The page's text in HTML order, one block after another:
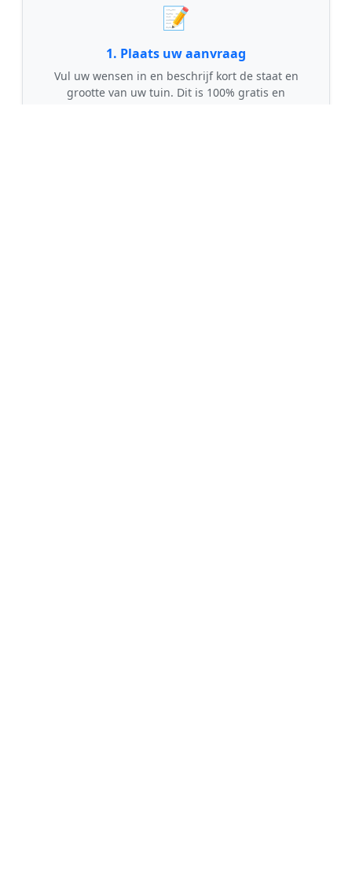
📝
1. Plaats uw aanvraag
Vul uw wensen in en beschrijf kort de staat en
grootte van uw tuin. Dit is 100% gratis en